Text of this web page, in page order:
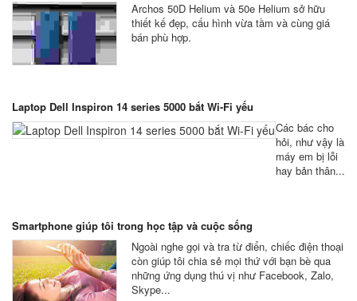
Archos 50D Helium và 50e Helium sở hữu
thiết kế đẹp, cấu hình vừa tầm và cùng giá
bán phù hợp.
Laptop Dell Inspiron 14 series 5000 bắt Wi-Fi yếu
Các bác cho
hỏi, như vậy là
máy em bị lỗi
hay bản thân...
Smartphone giúp tôi trong học tập và cuộc sống
Ngoài nghe gọi và tra từ điển, chiếc điện thoại
còn giúp tôi chia sẻ mọi thứ với bạn bè qua
những ứng dụng thú vị như Facebook, Zalo,
Skype...